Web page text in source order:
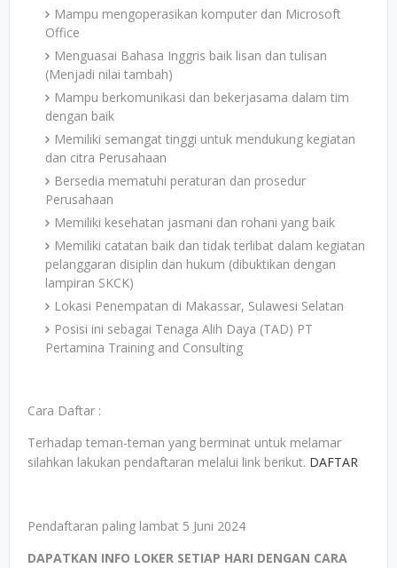
Mampu mengoperasikan komputer dan Microsoft
Office
Menguasai Bahasa Inggris baik lisan dan tulisan
(Menjadi nilai tambah)
Mampu berkomunikasi dan bekerjasama dalam tim
dengan baik
Memiliki semangat tinggi untuk mendukung kegiatan
dan citra Perusahaan
Bersedia mematuhi peraturan dan prosedur
Perusahaan
Memiliki kesehatan jasmani dan rohani yang baik
Memiliki catatan baik dan tidak terlibat dalam kegiatan
pelanggaran disiplin dan hukum (dibuktikan dengan
lampiran SKCK)
Lokasi Penempatan di Makassar, Sulawesi Selatan
Posisi ini sebagai Tenaga Alih Daya (TAD) PT
Pertamina Training and Consulting
Cara Daftar :
Terhadap teman-teman yang berminat untuk melamar
silahkan lakukan pendaftaran melalui link berikut. DAFTAR
Pendaftaran paling lambat 5 Juni 2024
DAPATKAN INFO LOKER SETIAP HARI DENGAN CARA